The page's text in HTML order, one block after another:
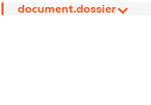
document.dossier